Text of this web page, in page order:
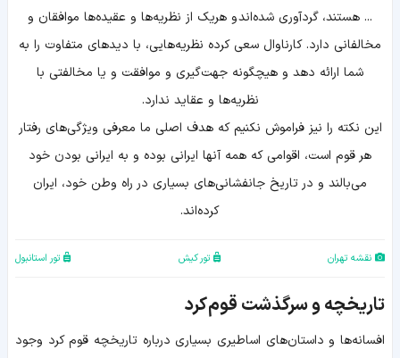
... هستند، گردآوری شده‌اند و هریک از نظریه‌ها و عقیده‌ها موافقان و
مخالفانی دارد. کارناوال سعی کرده نظریه‌هایی، با دیدهای متفاوت را به
شما ارائه دهد و هیچگونه جهت‌گیری و موافقت و یا مخالفتی با
نظریه‌ها و عقاید ندارد.
این نکته را نیز فراموش نکنیم که هدف اصلی ما معرفی ویژگی‌های رفتار
هر قوم است، اقوامی که همه آنها ایرانی بوده و به ایرانی بودن خود
می‌بالند و در تاریخ جانفشانی‌های بسیاری در راه وطن خود، ایران
کرده‌اند.
نقشه تهران تور کیش تور استانبول
تاریخچه و سرگذشت قوم کرد
افسانه‌ها و داستان‌های اساطیری بسیاری درباره تاریخچه قوم کرد وجود